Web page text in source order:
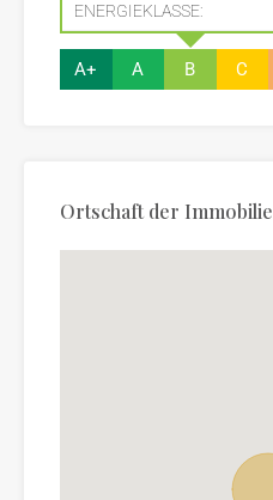
ENERGIEKLASSE:
A+ A B C
Ortschaft der Immobilie